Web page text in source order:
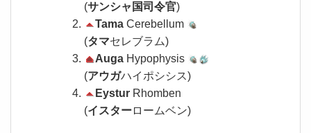
(サンシャ国司令官)
Tama Cerebellum
(タマセレブラム)
Auga Hypophysis
(アウガハイポシシス)
Eystur Rhomben
(イスターロームベン)